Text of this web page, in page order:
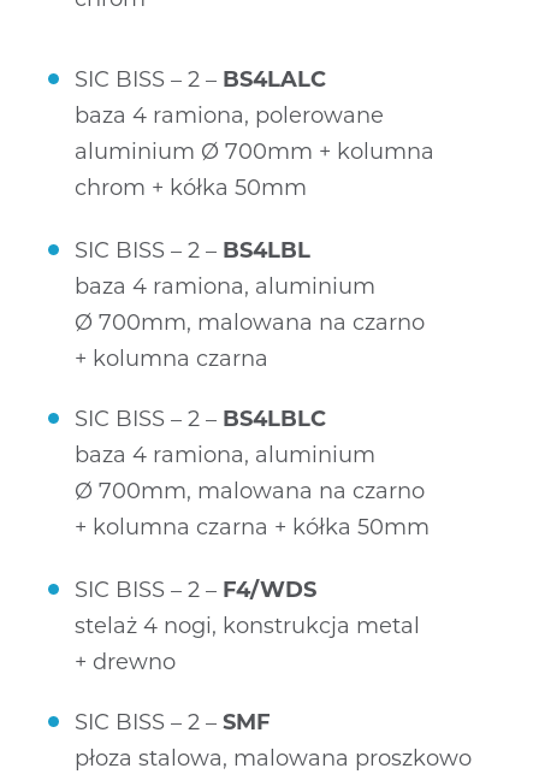
SIC BISS – 2 – BS4LALC
baza 4 ramiona, polerowane
aluminium Ø 700mm + kolumna
chrom + kółka 50mm
SIC BISS – 2 – BS4LBL
baza 4 ramiona, aluminium
Ø 700mm, malowana na czarno
+ kolumna czarna
SIC BISS – 2 – BS4LBLC
baza 4 ramiona, aluminium
Ø 700mm, malowana na czarno
+ kolumna czarna + kółka 50mm
SIC BISS – 2 – F4/WDS
stelaż 4 nogi, konstrukcja metal
+ drewno
SIC BISS – 2 – SMF
płoza stalowa, malowana proszkowo